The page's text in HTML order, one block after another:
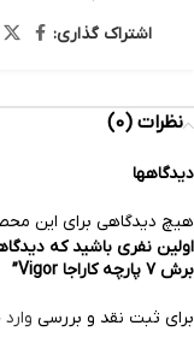
اشتراک گذاری:
نظرات (0)
دیدگاهها
هیچ دیدگاهی برای این
اولین نفری باشید که
برش ۷ پارچه کاراجا Vigor”
برای ثبت نقد و بررسی